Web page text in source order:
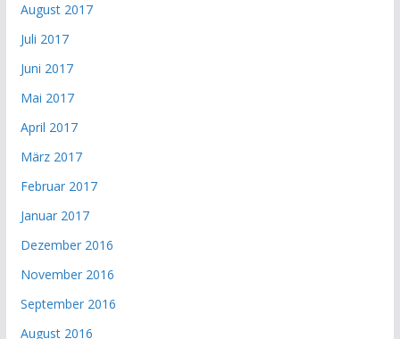
August 2017
Juli 2017
Juni 2017
Mai 2017
April 2017
März 2017
Februar 2017
Januar 2017
Dezember 2016
November 2016
September 2016
August 2016